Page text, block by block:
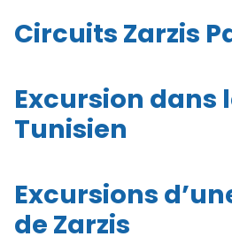
Circuits Zarzis
Excursion dans
Tunisien
Excursions
de Zarzis